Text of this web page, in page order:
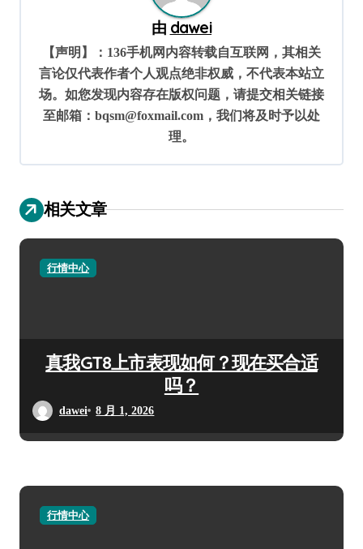
由 dawei
【声明】：136手机网内容转载自互联网，其相关
言论仅代表作者个人观点绝非权威，不代表本站立
场。如您发现内容存在版权问题，请提交相关链接
至邮箱：bqsm@foxmail.com，我们将及时予以处
理。
相关文章
行情中心
真我GT8上市表现如何？现在买合适
吗？
dawei 8 月 1, 2026
行情中心